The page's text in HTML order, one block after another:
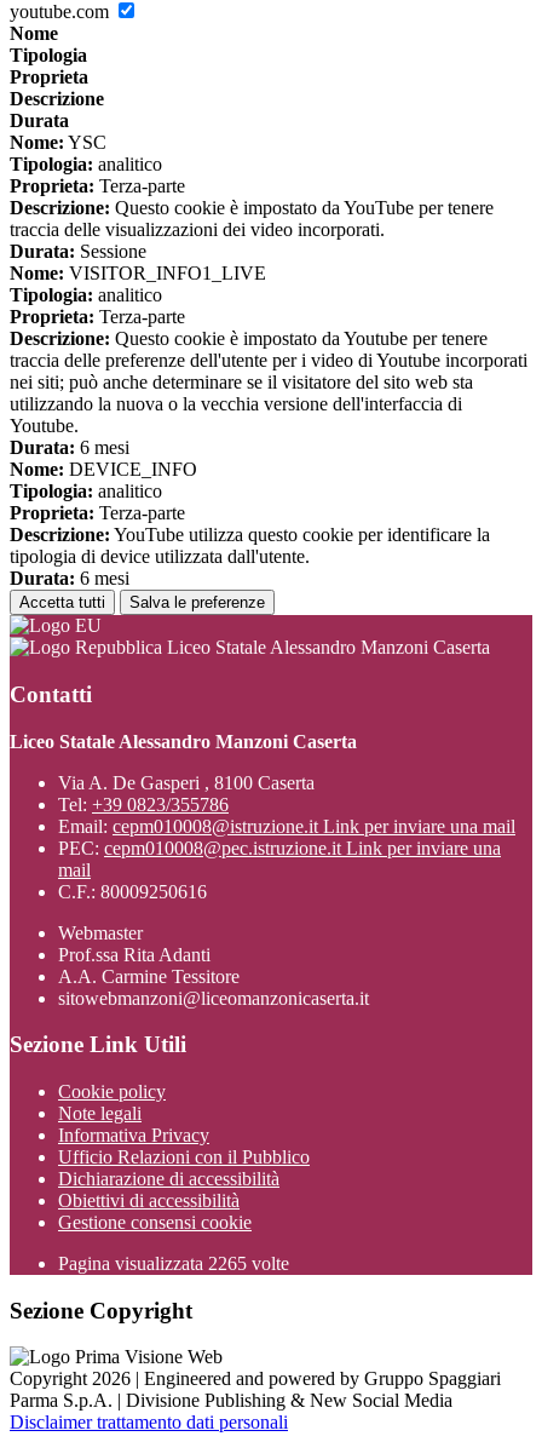
youtube.com
Nome
Tipologia
Proprieta
Descrizione
Durata
Nome: YSC
Tipologia: analitico
Proprieta: Terza-parte
Descrizione: Questo cookie è impostato da YouTube per tenere
traccia delle visualizzazioni dei video incorporati.
Durata: Sessione
Nome: VISITOR_INFO1_LIVE
Tipologia: analitico
Proprieta: Terza-parte
Descrizione: Questo cookie è impostato da Youtube per tenere
traccia delle preferenze dell'utente per i video di Youtube incorporati
nei siti; può anche determinare se il visitatore del sito web sta
utilizzando la nuova o la vecchia versione dell'interfaccia di
Youtube.
Durata: 6 mesi
Nome: DEVICE_INFO
Tipologia: analitico
Proprieta: Terza-parte
Descrizione: YouTube utilizza questo cookie per identificare la
tipologia di device utilizzata dall'utente.
Durata: 6 mesi
Accetta tutti Salva le preferenze
Liceo Statale Alessandro Manzoni Caserta
Contatti
Liceo Statale Alessandro Manzoni Caserta
Via A. De Gasperi , 8100 Caserta
Tel: +39 0823/355786
Email: cepm010008@istruzione.it Link per inviare una mail
PEC: cepm010008@pec.istruzione.it Link per inviare una
mail
C.F.: 80009250616
Webmaster
Prof.ssa Rita Adanti
A.A. Carmine Tessitore
sitowebmanzoni@liceomanzonicaserta.it
Sezione Link Utili
Cookie policy
Note legali
Informativa Privacy
Ufficio Relazioni con il Pubblico
Dichiarazione di accessibilità
Obiettivi di accessibilità
Gestione consensi cookie
Pagina visualizzata 2265 volte
Sezione Copyright
Copyright 2026 | Engineered and powered by Gruppo Spaggiari
Parma S.p.A. | Divisione Publishing & New Social Media
Disclaimer trattamento dati personali